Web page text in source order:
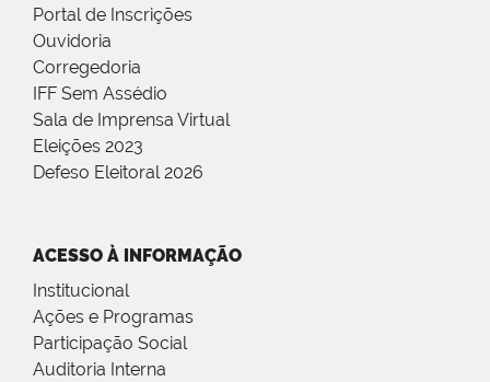
Portal de Inscrições
Ouvidoria
Corregedoria
IFF Sem Assédio
Sala de Imprensa Virtual
Eleições 2023
Defeso Eleitoral 2026
ACESSO À INFORMAÇÃO
Institucional
Ações e Programas
Participação Social
Auditoria Interna